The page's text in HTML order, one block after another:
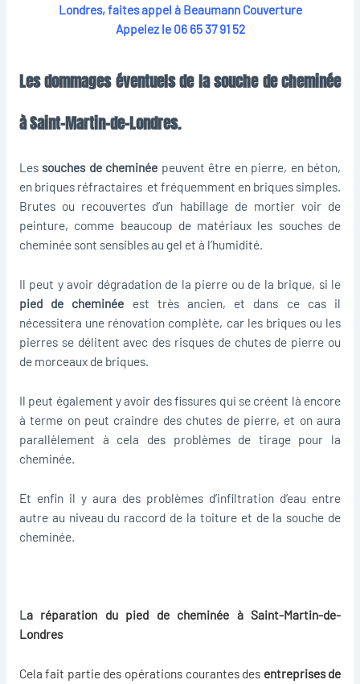
Londres, faites appel à Beaumann Couverture
Appelez le 06 65 37 91 52
Les dommages éventuels de la souche de cheminée
à Saint-Martin-de-Londres.
Les souches de cheminée peuvent être en pierre, en béton,
en briques réfractaires et fréquemment en briques simples.
Brutes ou recouvertes d’un habillage de mortier voir de
peinture, comme beaucoup de matériaux les souches de
cheminée sont sensibles au gel et à l’humidité.
Il peut y avoir dégradation de la pierre ou de la brique, si le
pied de cheminée est très ancien, et dans ce cas il
nécessitera une rénovation complète, car les briques ou les
pierres se délitent avec des risques de chutes de pierre ou
de morceaux de briques.
Il peut également y avoir des fissures qui se créent là encore
à terme on peut craindre des chutes de pierre, et on aura
parallèlement à cela des problèmes de tirage pour la
cheminée.
Et enfin il y aura des problèmes d’infiltration d’eau entre
autre au niveau du raccord de la toiture et de la souche de
cheminée.
La réparation du pied de cheminée à Saint-Martin-de-
Londres
Cela fait partie des opérations courantes des entreprises de